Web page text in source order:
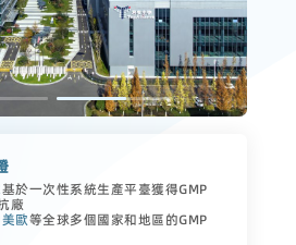
基於一次性系統生產平臺獲得GMP
廠
歐等全球多個國家和地區的GMP